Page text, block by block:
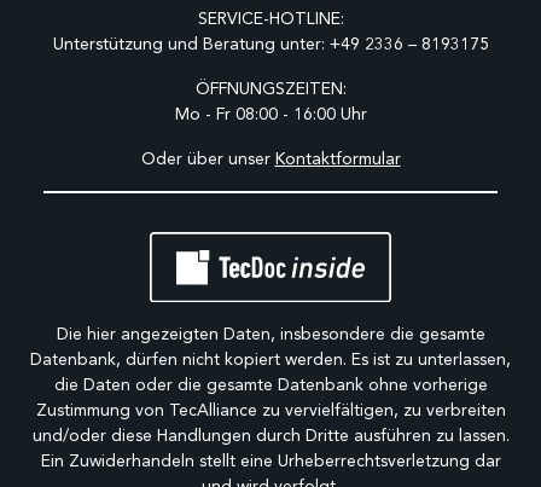
SERVICE-HOTLINE:
Unterstützung und Beratung unter: +49 2336 – 8193175
ÖFFNUNGSZEITEN:
Mo - Fr 08:00 - 16:00 Uhr
Oder über unser Kontaktformular
Die hier angezeigten Daten, insbesondere die gesamte
Datenbank, dürfen nicht kopiert werden. Es ist zu unterlassen,
die Daten oder die gesamte Datenbank ohne vorherige
Zustimmung von TecAlliance zu vervielfältigen, zu verbreiten
und/oder diese Handlungen durch Dritte ausführen zu lassen.
Ein Zuwiderhandeln stellt eine Urheberrechtsverletzung dar